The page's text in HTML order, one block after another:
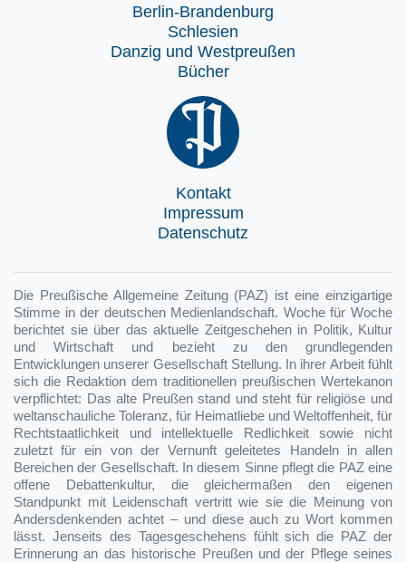
Berlin-Brandenburg
Schlesien
Danzig und Westpreußen
Bücher
Kontakt
Impressum
Datenschutz
Die Preußische Allgemeine Zeitung (PAZ) ist eine einzigartige
Stimme in der deutschen Medienlandschaft. Woche für Woche
berichtet sie über das aktuelle Zeitgeschehen in Politik, Kultur
und Wirtschaft und bezieht zu den grundlegenden
Entwicklungen unserer Gesellschaft Stellung. In ihrer Arbeit fühlt
sich die Redaktion dem traditionellen preußischen Wertekanon
verpflichtet: Das alte Preußen stand und steht für religiöse und
weltanschauliche Toleranz, für Heimatliebe und Weltoffenheit, für
Rechtstaatlichkeit und intellektuelle Redlichkeit sowie nicht
zuletzt für ein von der Vernunft geleitetes Handeln in allen
Bereichen der Gesellschaft. In diesem Sinne pflegt die PAZ eine
offene Debattenkultur, die gleichermaßen den eigenen
Standpunkt mit Leidenschaft vertritt wie sie die Meinung von
Andersdenkenden achtet – und diese auch zu Wort kommen
lässt. Jenseits des Tagesgeschehens fühlt sich die PAZ der
Erinnerung an das historische Preußen und der Pflege seines